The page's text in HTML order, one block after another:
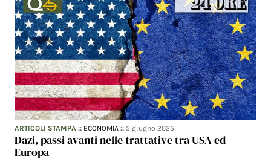
ARTICOLI STAMPA :: ECONOMIA :: 5 giugno 2025
Dazi, passi avanti nelle trattative tra USA ed
Europa